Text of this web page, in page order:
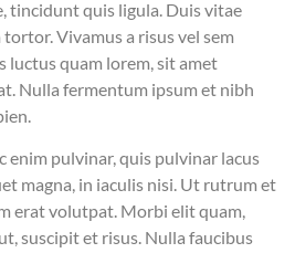
tincidunt quis ligula. Duis vitae
Vivamus a risus vel sem
luctus quam lorem, sit amet
Nulla fermentum ipsum et nibh
pulvinar, quis pulvinar lacus
magna, in iaculis nisi. Ut rutrum et
erat volutpat. Morbi elit quam,
suscipit et risus. Nulla faucibus